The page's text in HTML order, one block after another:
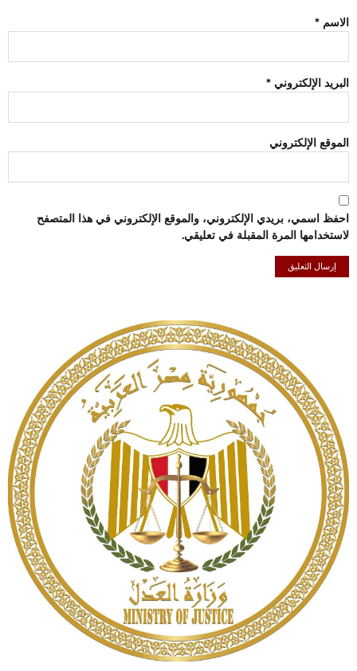
الاسم *
البريد الإلكتروني *
الموقع الإلكتروني
احفظ اسمي، بريدي الإلكتروني، والموقع الإلكتروني في هذا المتصفح
لاستخدامها المرة المقبلة في تعليقي.